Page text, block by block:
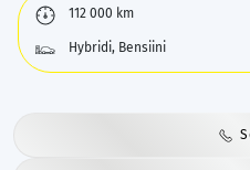
112 000 km
Hybridi, Bensiini